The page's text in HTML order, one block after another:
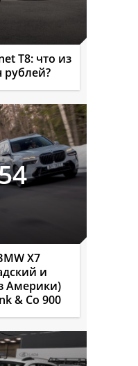
T8: что из
рублей?
X7
и
Америки)
& Co 900